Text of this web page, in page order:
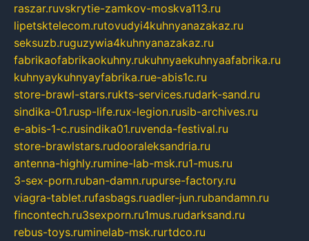
raszar.ruvskrytie-zamkov-moskva113.ru
lipetsktelecom.rutovudyi4kuhnyanazakaz.ru
seksuzb.ruguzywia4kuhnyanazakaz.ru
fabrikaofabrikaokuhny.rukuhnyaekuhnyaafabrika.ru
kuhnyaykuhnyayfabrika.rue-abis1c.ru
store-brawl-stars.rukts-services.rudark-sand.ru
sindika-01.rusp-life.rux-legion.rusib-archives.ru
e-abis-1-c.rusindika01.ruvenda-festival.ru
store-brawlstars.rudooraleksandria.ru
antenna-highly.rumine-lab-msk.ru1-mus.ru
3-sex-porn.ruban-damn.rupurse-factory.ru
viagra-tablet.rufasbags.ruadler-jun.rubandamn.ru
fincontech.ru3sexporn.ru1mus.rudarksand.ru
rebus-toys.ruminelab-msk.rurtdco.ru